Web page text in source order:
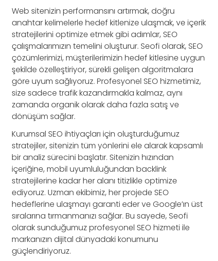
Web sitenizin performansını artırmak, doğru
anahtar kelimelerle hedef kitlenize ulaşmak, ve içerik
stratejilerini optimize etmek gibi adımlar, SEO
çalışmalarımızın temelini oluşturur. Seofi olarak, SEO
çözümlerimizi, müşterilerimizin hedef kitlesine uygun
şekilde özelleştiriyor, sürekli gelişen algoritmalara
göre uyum sağlıyoruz. Profesyonel SEO hizmetimiz,
size sadece trafik kazandırmakla kalmaz, aynı
zamanda organik olarak daha fazla satış ve
dönüşüm sağlar.
Kurumsal SEO ihtiyaçları için oluşturduğumuz
stratejiler, sitenizin tüm yönlerini ele alarak kapsamlı
bir analiz sürecini başlatır. Sitenizin hızından
içeriğine, mobil uyumluluğundan backlink
stratejilerine kadar her alanı titizlikle optimize
ediyoruz. Uzman ekibimiz, her projede SEO
hedeflerine ulaşmayı garanti eder ve Google’ın üst
sıralarına tırmanmanızı sağlar. Bu sayede, Seofi
olarak sunduğumuz profesyonel SEO hizmeti ile
markanızın dijital dünyadaki konumunu
güçlendiriyoruz.